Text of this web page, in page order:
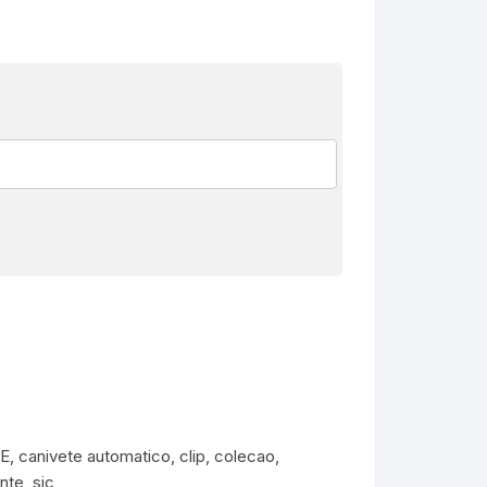
, canivete automatico, clip, colecao,
, sjc